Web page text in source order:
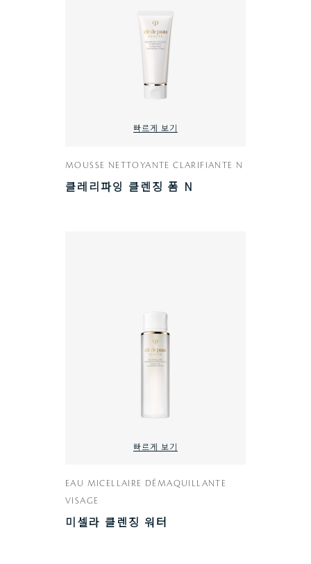
빠르게 보기
MOUSSE NETTOYANTE CLARIFIANTE N
클레리파잉 클렌징 폼 N
빠르게 보기
EAU MICELLAIRE DÉMAQUILLANTE
VISAGE
미셀라 클렌징 워터